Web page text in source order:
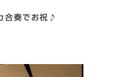
奏でお祝♪